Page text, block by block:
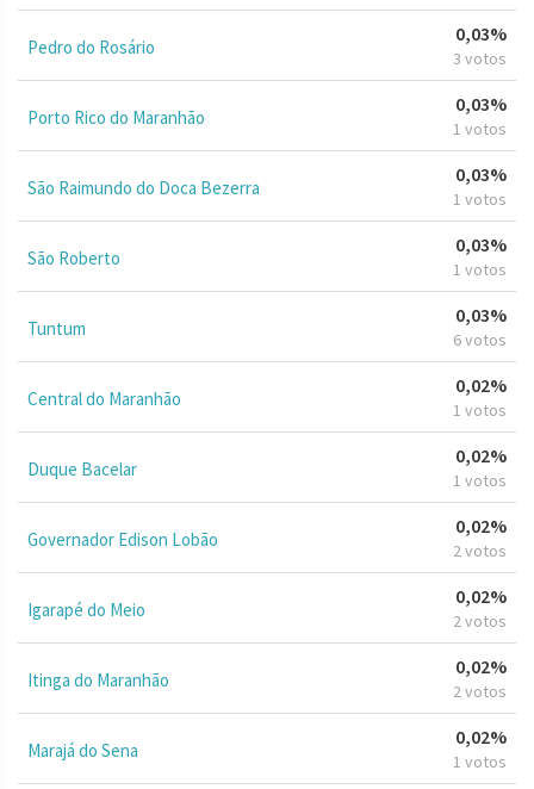
Pedro do Rosário
0,03%
3 votos
Porto Rico do Maranhão
0,03%
1 votos
São Raimundo do Doca Bezerra
0,03%
1 votos
São Roberto
0,03%
1 votos
Tuntum
0,03%
6 votos
Central do Maranhão
0,02%
1 votos
Duque Bacelar
0,02%
1 votos
Governador Edison Lobão
0,02%
2 votos
Igarapé do Meio
0,02%
2 votos
Itinga do Maranhão
0,02%
2 votos
Marajá do Sena
0,02%
1 votos